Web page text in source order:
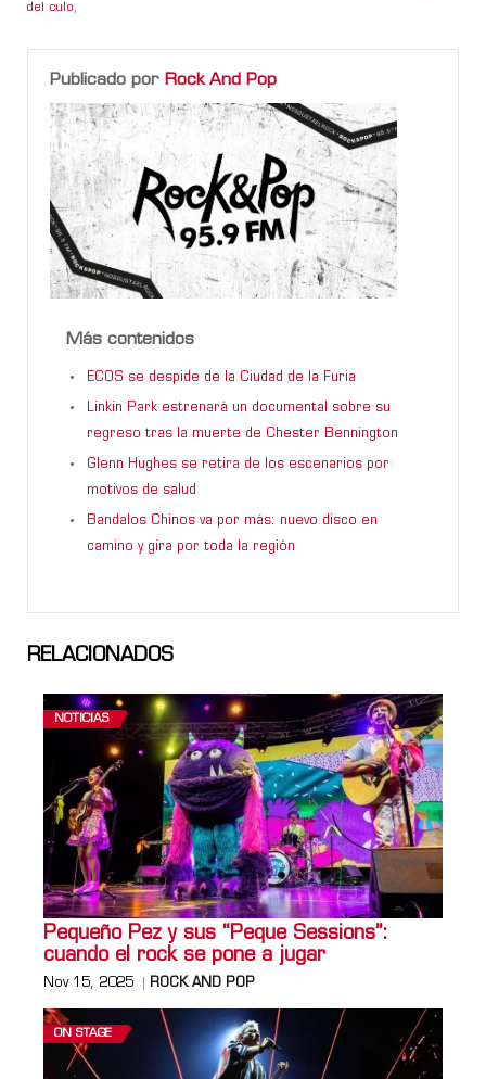
del culo,
Publicado por Rock And Pop
Más contenidos
ECOS se despide de la Ciudad de la Furia
Linkin Park estrenará un documental sobre su
regreso tras la muerte de Chester Bennington
Glenn Hughes se retira de los escenarios por
motivos de salud
Bandalos Chinos va por más: nuevo disco en
camino y gira por toda la región
RELACIONADOS
NOTICIAS
Pequeño Pez y sus “Peque Sessions”:
cuando el rock se pone a jugar
Nov 15, 2025 ROCK AND POP
ON STAGE